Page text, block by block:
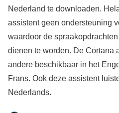
Nederland te downloaden.
assistent geen ondersteuning
waardoor de
dienen te worden. De Cortana
andere beschikbaar in het
Frans. Ook deze assistent
Nederlands.